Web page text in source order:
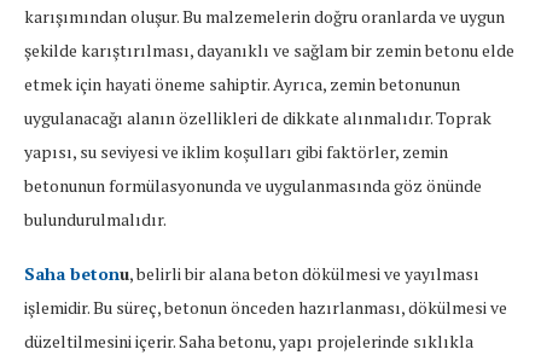
karışımından oluşur. Bu malzemelerin doğru oranlarda ve uygun
şekilde karıştırılması, dayanıklı ve sağlam bir zemin betonu elde
etmek için hayati öneme sahiptir. Ayrıca, zemin betonunun
uygulanacağı alanın özellikleri de dikkate alınmalıdır. Toprak
yapısı, su seviyesi ve iklim koşulları gibi faktörler, zemin
betonunun formülasyonunda ve uygulanmasında göz önünde
bulundurulmalıdır.
Saha betonu, belirli bir alana beton dökülmesi ve yayılması
işlemidir. Bu süreç, betonun önceden hazırlanması, dökülmesi ve
düzeltilmesini içerir. Saha betonu, yapı projelerinde sıklıkla